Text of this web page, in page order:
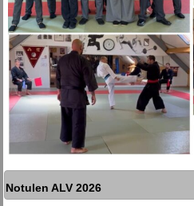
Notulen ALV 2026